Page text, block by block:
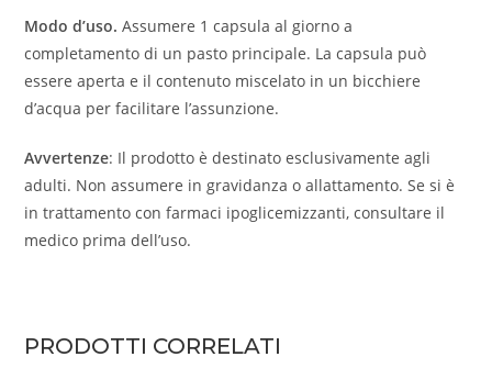
Modo d’uso.Assumere 1 capsula al giorno a
completamento di un pasto principale. La capsula può
essere aperta e il contenuto miscelato in un bicchiere
d’acqua per facilitare l’assunzione.
Avvertenze: Il prodotto è destinato esclusivamente agli
adulti. Non assumere in gravidanza o allattamento. Se si è
in trattamento con farmaci ipoglicemizzanti, consultare il
medico prima dell’uso.
PRODOTTI CORRELATI